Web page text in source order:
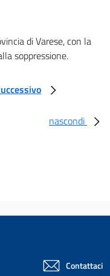
di Varese, con la
soppressione.
nascondi
Contattaci